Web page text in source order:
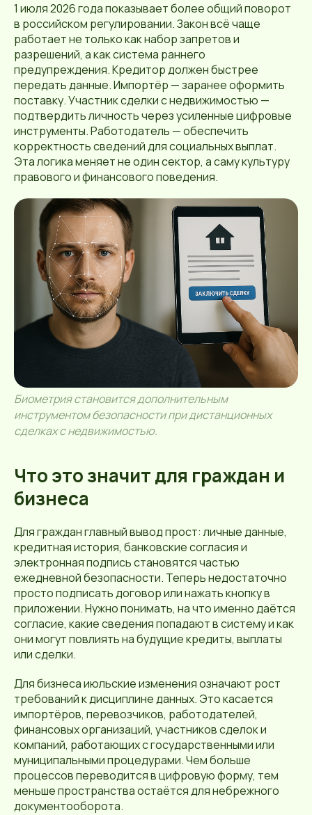
1 июля 2026 года показывает более общий поворот
в российском регулировании. Закон всё чаще
работает не только как набор запретов и
разрешений, а как система раннего
предупреждения. Кредитор должен быстрее
передать данные. Импортёр — заранее оформить
поставку. Участник сделки с недвижимостью —
подтвердить личность через усиленные цифровые
инструменты. Работодатель — обеспечить
корректность сведений для социальных выплат.
Эта логика меняет не один сектор, а саму культуру
правового и финансового поведения.
Биометрия становится дополнительным
инструментом безопасности при дистанционных
сделках с недвижимостью.
Что это значит для граждан и
бизнеса
Для граждан главный вывод прост: личные данные,
кредитная история, банковские согласия и
электронная подпись становятся частью
ежедневной безопасности. Теперь недостаточно
просто подписать договор или нажать кнопку в
приложении. Нужно понимать, на что именно даётся
согласие, какие сведения попадают в систему и как
они могут повлиять на будущие кредиты, выплаты
или сделки.
Для бизнеса июльские изменения означают рост
требований к дисциплине данных. Это касается
импортёров, перевозчиков, работодателей,
финансовых организаций, участников сделок и
компаний, работающих с государственными или
муниципальными процедурами. Чем больше
процессов переводится в цифровую форму, тем
меньше пространства остаётся для небрежного
документооборота.